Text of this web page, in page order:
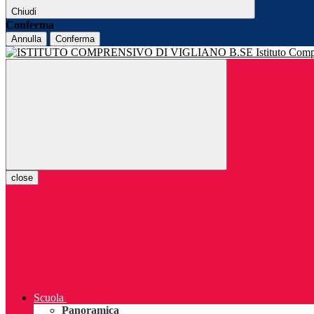
Chiudi
Conferma
Annulla Conferma
Istituto
close
Scuola
Panoramica